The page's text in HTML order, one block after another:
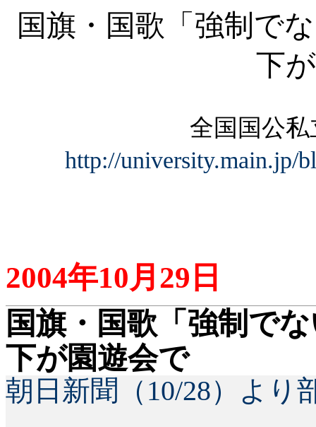
国旗・国歌「強制で
下
全国国公
http://university.main.jp/
2004年10月 29 日
国旗・国歌「強制で
下が園遊会で
朝日新聞（ 10/28）より